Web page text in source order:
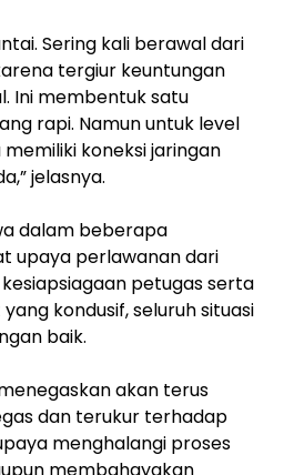
Sering kali berawal dari
tergiur keuntungan
Ini membentuk satu
rapi. Namun untuk level
koneksi jaringan
jelasnya.
dalam beberapa
upaya perlawanan dari
petugas serta
kondusif, seluruh situasi
baik.
akan terus
dan terukur terhadap
menghalangi proses